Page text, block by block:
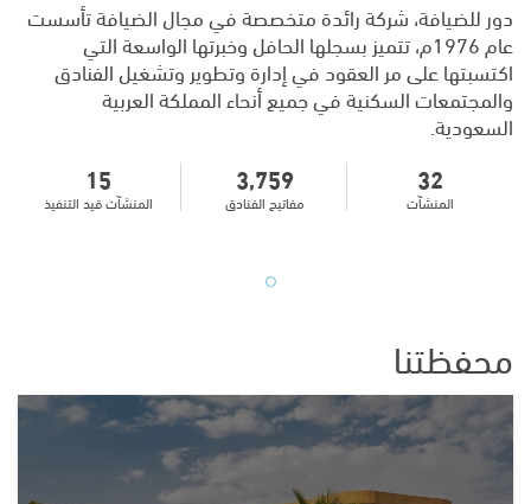
Social
دور للضيافة، شركة رائدة متخصصة في مجال الضيافة تأسست
عام 1976م، تتميز بسجلها الحافل وخبرتها الواسعة التي
اكتسبتها على مر العقود في إدارة وتطوير وتشغيل الفنادق
والمجتمعات السكنية في جميع أنحاء المملكة العربية
السعودية.
32
المنشآت
3,759
مفاتيح الفنادق
15
المنشآت قيد التنفيذ
محفظتنا